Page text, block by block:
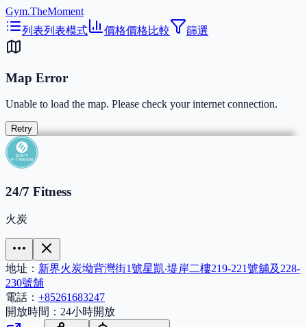
Gym.TheMoment
列表列表模式 價格價格比較 篩選
Map Error
Unable to load the map. Please check your internet connection.
Retry
24/7 Fitness
火炭
地址： 新界火炭坳背灣街1號星凱‧堤岸二樓219-221號舖及228-
230號舖
電話： +85261683247
開放時間： 24小時開放